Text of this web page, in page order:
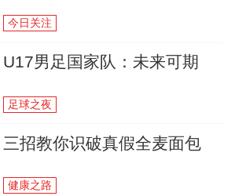
今日关注
U17男足国家队：未来可期
足球之夜
三招教你识破真假全麦面包
健康之路